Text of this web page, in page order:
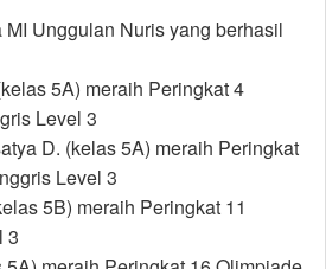
Unggulan Nuris yang berhasil
5A) meraih Peringkat 4
Level 3
D. (kelas 5A) meraih Peringkat
Level 3
5B) meraih Peringkat 11
3